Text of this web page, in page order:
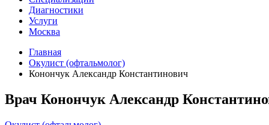
Диагностики
Услуги
Москва
Главная
Окулист (офтальмолог)
Конончук Александр Константинович
Врач Конончук Александр